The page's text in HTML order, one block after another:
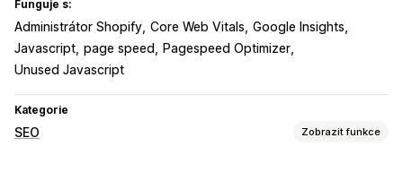
Funguje s:
Administrátor Shopify Core Web Vitals Google Insights
Javascript page speed
Pagespeed Optimizer
Unused Javascript
Kategorie
SEO Zobrazit funkce